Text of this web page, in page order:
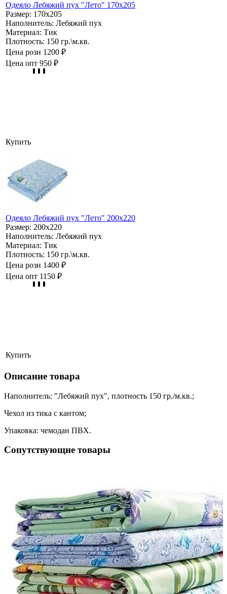
Одеяло Лебяжий пух "Лето" 170х205
Размер: 170х205
Наполнитель: Лебяжий пух
Материал: Тик
Плотность: 150 гр.\м.кв.
Цена розн 1200 ₽
Цена опт 950 ₽
Купить
Одеяло Лебяжий пух "Лето" 200х220
Размер: 200х220
Наполнитель: Лебяжий пух
Материал: Тик
Плотность: 150 гр.\м.кв.
Цена розн 1400 ₽
Цена опт 1150 ₽
Купить
Описание товара
Наполнитель: "Лебяжий пух", плотность 150 гр./м.кв.;
Чехол из тика с кантом;
Упаковка: чемодан ПВХ.
Сопутствующие товары